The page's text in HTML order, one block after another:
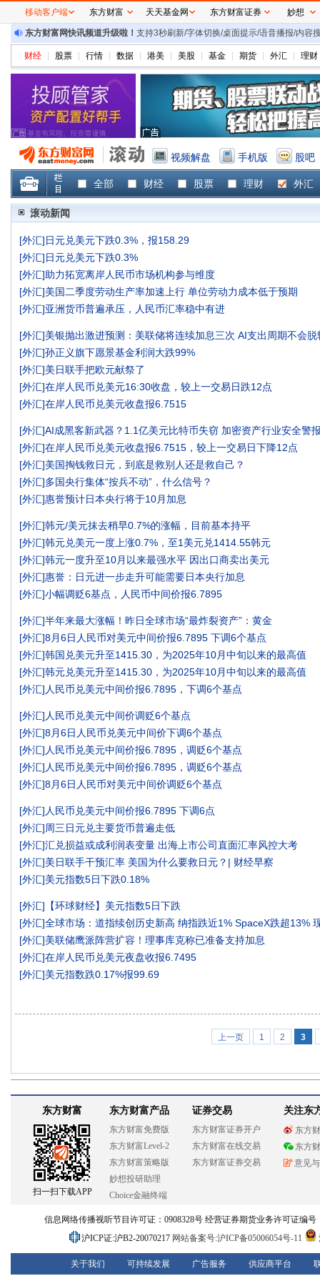
东方财富网快讯频道升级啦！ 支持3秒刷新/字体切换/桌面提示/语音播报/内容
财经 股票 行情 数据 港美 美股 基金 期货 外汇 理财
视频解盘 手机版 股吧
全部 财经 股票 理财 外汇
滚动新闻
[外汇]日元兑美元下跌0.3%，报158.29
[外汇]日元兑美元下跌0.3%
[外汇]助力拓宽离岸人民币市场机构参与维度
[外汇]美国二季度劳动生产率加速上行 单位劳动力成本低于预期
[外汇]亚洲货币普遍承压，人民币汇率稳中有进
[外汇]美银抛出激进预测：美联储将连续加息三次 AI支出周期不会脱
[外汇]孙正义旗下愿景基金利润大跌99%
[外汇]美日联手把欧元献祭了
[外汇]在岸人民币兑美元16:30收盘，较上一交易日跌12点
[外汇]在岸人民币兑美元收盘报6.7515
[外汇]AI成黑客新武器？1.1亿美元比特币失窃 加密资产行业安全警
[外汇]在岸人民币兑美元收盘报6.7515，较上一交易日下降12点
[外汇]美国掏钱救日元，到底是救别人还是救自己？
[外汇]多国央行集体“按兵不动”，什么信号？
[外汇]惠誉预计日本央行将于10月加息
[外汇]韩元/美元抹去稍早0.7%的涨幅，目前基本持平
[外汇]韩元兑美元一度上涨0.7%，至1美元兑1414.55韩元
[外汇]韩元一度升至10月以来最强水平 因出口商卖出美元
[外汇]惠誉：日元进一步走升可能需要日本央行加息
[外汇]小幅调贬6基点，人民币中间价报6.7895
[外汇]半年来最大涨幅！昨日全球市场“最炸裂资产”：黄金
[外汇]8月6日人民币对美元中间价报6.7895 下调6个基点
[外汇]韩国兑美元升至1415.30，为2025年10月中旬以来的最高值
[外汇]韩元兑美元升至1415.30，为2025年10月中旬以来的最高值
[外汇] 人民币兑美元中间价报6.7895，下调6个基点
[外汇] 人民币兑美元中间价调贬6个基点
[外汇]8月6日人民币兑美元中间价下调6个基点
[外汇] 人民币兑美元中间价报6.7895，调贬6个基点
[外汇] 人民币兑美元中间价报6.7895，调贬6个基点
[外汇]8月6日人民币对美元中间价调贬6个基点
[外汇] 人民币兑美元中间价报6.7895 下调6点
[外汇]周三日元兑主要货币普遍走低
[外汇]汇兑损益或成利润表变量 出海上市公司直面汇率风控大考
[外汇]美日联手干预汇率 美国为什么要救日元？| 财经早察
[外汇]美元指数5日下跌0.18%
[外汇] 【环球财经】美元指数5日下跌
[外汇]全球市场：道指续创历史新高 纳指跌近1% SpaceX跌超13%
[外汇]美联储鹰派阵营扩容！理事库克称已准备支持加息
[外汇]在岸人民币兑美元夜盘收报6.7495
[外汇]美元指数跌0.17%报99.69
上一页 1 2 3
东方财富
扫一扫下载APP
东方财富产品
东方财富免费版
东方财富Level-2
东方财富策略版
妙想投研助理
Choice金融终端
证券交易
东方财富证券开户
东方财富在线交易
东方财富证券交易
关注东
东方
东方
意见
信息网络传播视听节目许可证：0908328号 经营证券期货业务许可证编号
沪ICP证:沪B2-20070217 网站备案号:沪ICP备05006054号-11
关于我们 可持续发展 广告服务 供应商平台
移动客户端 东方财富 天天基金网 东方财富证券 妙想